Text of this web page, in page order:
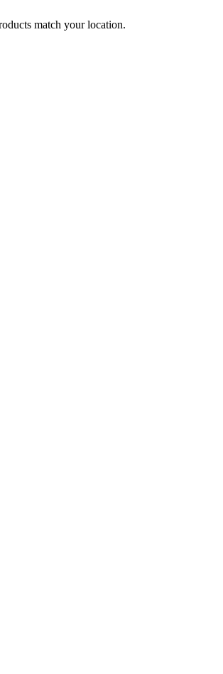
match your location.